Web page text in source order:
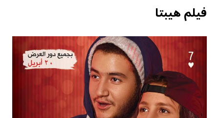
فيلم هيبتا